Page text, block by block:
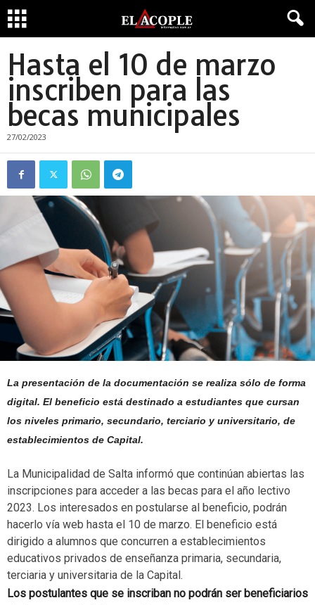
Hasta el 10 de marzo
inscriben para las
becas municipales
27/02/2023
La presentación de la documentación se realiza sólo de forma
digital. El beneficio está destinado a estudiantes que cursan
los niveles primario, secundario, terciario y universitario, de
establecimientos de Capital.
La Municipalidad de Salta informó que continúan abiertas las
inscripciones para acceder a las becas para el año lectivo
2023. Los interesados en postularse al beneficio, podrán
hacerlo vía web hasta el 10 de marzo. El beneficio está
dirigido a alumnos que concurren a establecimientos
educativos privados de enseñanza primaria, secundaria,
terciaria y universitaria de la Capital.
Los postulantes que se inscriban no podrán ser beneficiarios